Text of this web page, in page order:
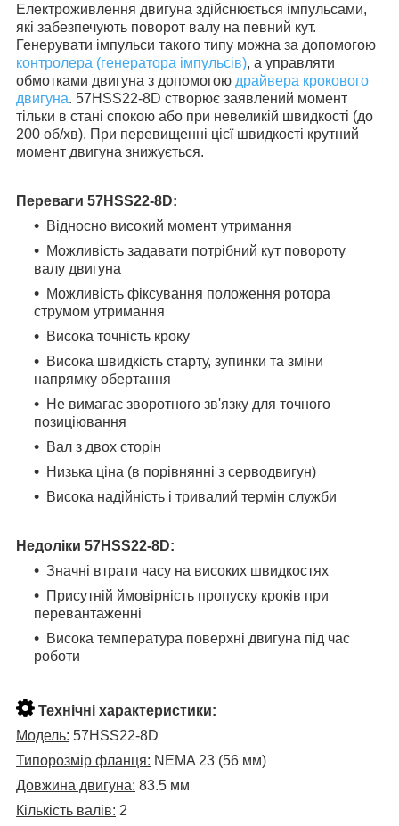
Електроживлення двигуна здійснюється імпульсами,
які забезпечують поворот валу на певний кут.
Генерувати імпульси такого типу можна за допомогою
контролера (генератора імпульсів), а управляти
обмотками двигуна з допомогою драйвера крокового
двигуна. 57HSS22-8D створює заявлений момент
тільки в стані спокою або при невеликій швидкості (до
200 об/хв). При перевищенні цієї швидкості крутний
момент двигуна знижується.
Переваги 57HSS22-8D:
Відносно високий момент утримання
Можливість задавати потрібний кут повороту
валу двигуна
Можливість фіксування положення ротора
струмом утримання
Висока точність кроку
Висока швидкість старту, зупинки та зміни
напрямку обертання
Не вимагає зворотного зв'язку для точного
позиціювання
Вал з двох сторін
Низька ціна (в порівнянні з серводвигун)
Висока надійність і тривалий термін служби
Недоліки 57HSS22-8D:
Значні втрати часу на високих швидкостях
Присутній ймовірність пропуску кроків при
перевантаженні
Висока температура поверхні двигуна під час
роботи
Технічні характеристики:
Модель: 57HSS22-8D
Типорозмір фланця: NEMA 23 (56 мм)
Довжина двигуна: 83.5 мм
Кількість валів: 2